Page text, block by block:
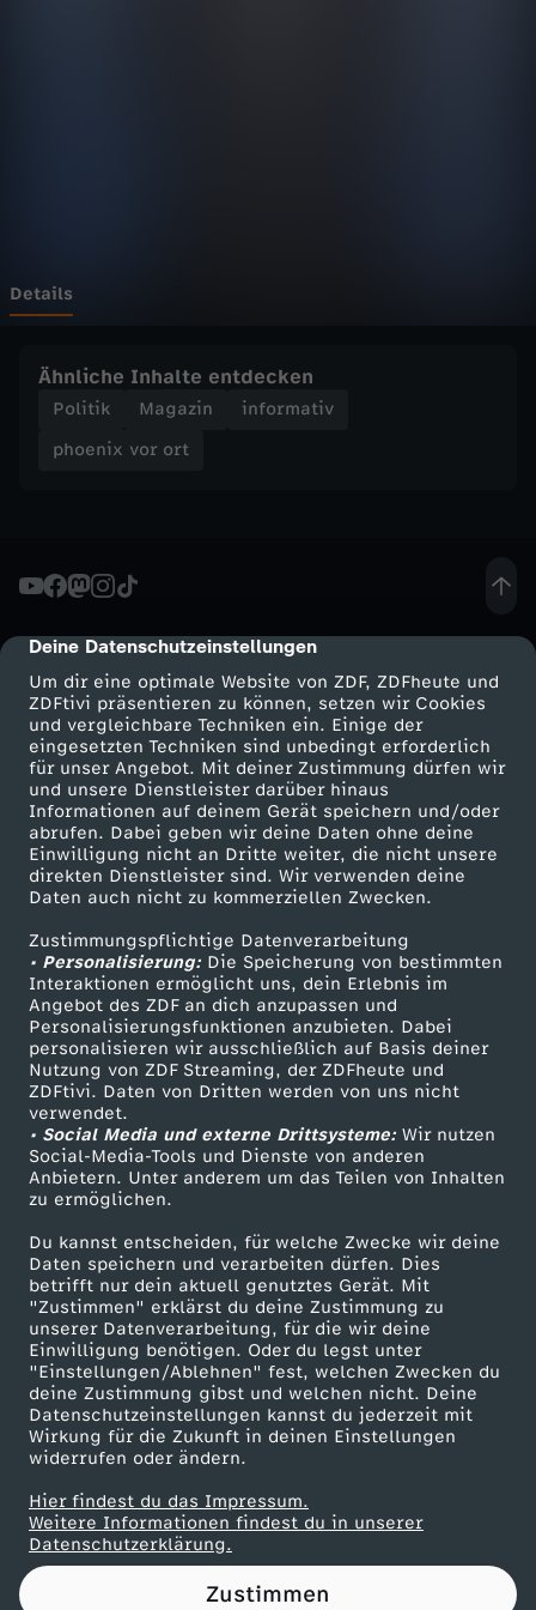
cmp-dialog-description
Deine Datenschutzeinstellungen
Um dir eine optimale Website von ZDF, ZDFheute und
ZDFtivi präsentieren zu können, setzen wir Cookies
und vergleichbare Techniken ein. Einige der
eingesetzten Techniken sind unbedingt erforderlich
für unser Angebot. Mit deiner Zustimmung dürfen wir
und unsere Dienstleister darüber hinaus
Informationen auf deinem Gerät speichern und/oder
abrufen. Dabei geben wir deine Daten ohne deine
Einwilligung nicht an Dritte weiter, die nicht unsere
direkten Dienstleister sind. Wir verwenden deine
Daten auch nicht zu kommerziellen Zwecken.
Zustimmungspflichtige Datenverarbeitung
• Personalisierung:Die Speicherung von bestimmten
Interaktionen ermöglicht uns, dein Erlebnis im
Angebot des ZDF an dich anzupassen und
Personalisierungsfunktionen anzubieten. Dabei
personalisieren wir ausschließlich auf Basis deiner
Nutzung von ZDF Streaming, der ZDFheute und
ZDFtivi. Daten von Dritten werden von uns nicht
verwendet.
• Social Media und externe Drittsysteme:Wir nutzen
Social-Media-Tools und Dienste von anderen
Anbietern. Unter anderem um das Teilen von Inhalten
zu ermöglichen.
Du kannst entscheiden, für welche Zwecke wir deine
Daten speichern und verarbeiten dürfen. Dies
betrifft nur dein aktuell genutztes Gerät. Mit
"Zustimmen" erklärst du deine Zustimmung zu
unserer Datenverarbeitung, für die wir deine
Einwilligung benötigen. Oder du legst unter
"Einstellungen/Ablehnen" fest, welchen Zwecken du
deine Zustimmung gibst und welchen nicht. Deine
Datenschutzeinstellungen kannst du jederzeit mit
Wirkung für die Zukunft in deinen Einstellungen
widerrufen oder ändern.
Hier findest du das Impressum.
Weitere Informationen findest du in unserer
Datenschutzerklärung.
Zustimmen
t
N
O
-
G
e
n
e
r
a
l
s
e
k
r
e
t
ä
r
R
Details
Ähnliche Inhalte entdecken
Politik Magazin
informativ
phoenix vor ort
Mehr ZDF
ZDF-Apps
Smart TV
ZDFtext
Livestreams
Sendungen A-Z
TV-Programm
Service
ZDFmitreden
Kontakt zum ZDF
Tickets
Zuschauerservice
Hilfe
ZDF Unternehmen
Karriere
ZDF goes Schule
Werbefernsehen
Mainzelmännchen
Partner